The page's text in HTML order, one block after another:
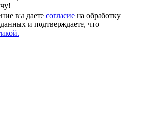
вы даете согласие на обработку
и подтверждаете, что